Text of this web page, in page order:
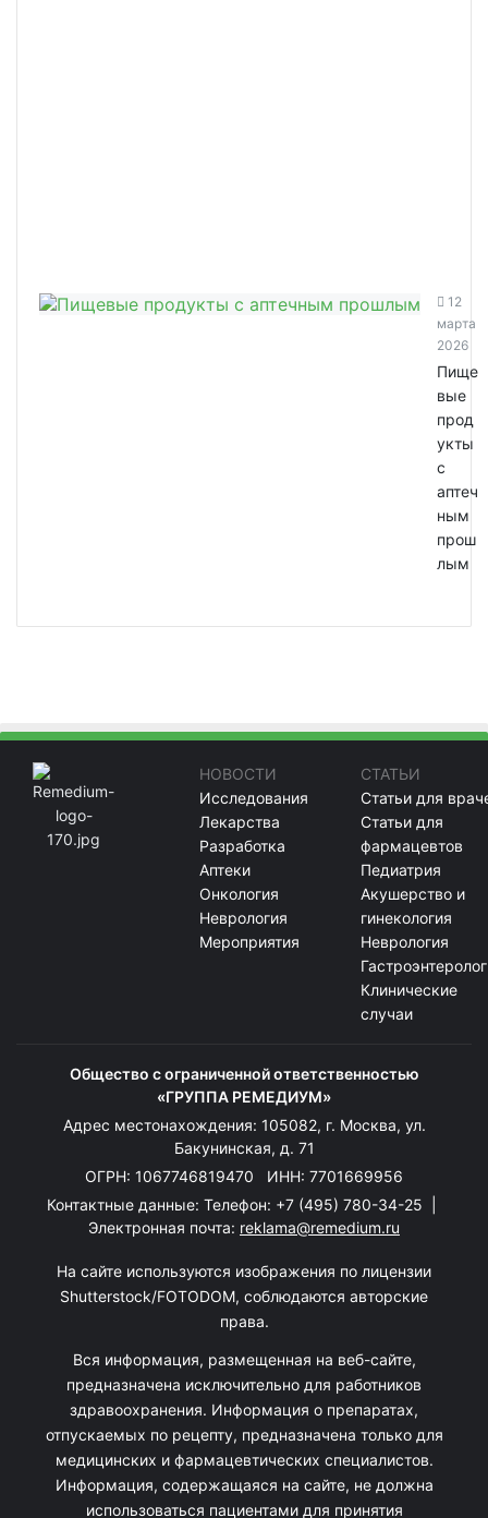
12
марта
2026
Пище
вые
прод
укты
с
аптеч
ным
прош
лым
НОВОСТИ
Исследования
Лекарства
Разработка
Аптеки
Онкология
Неврология
Мероприятия
СТАТЬИ
Статьи для
Статьи для
фармацевтов
Педиатрия
Акушерство и
гинекология
Неврология
Клинические
случаи
Общество с ограниченной ответственностью
«ГРУППА РЕМЕДИУМ»
Адрес местонахождения: 105082, г. Москва, ул.
Бакунинская, д. 71
ОГРН: 1067746819470 ИНН: 7701669956
Контактные данные: Телефон: +7 (495) 780-34-25
Электронная почта: reklama@remedium.ru
На сайте используются изображения по лицензии
Shutterstock/FOTODOM, соблюдаются авторские
права.
Вся информация, размещенная на веб-сайте,
предназначена исключительно для работников
здравоохранения. Информация о препаратах,
отпускаемых по рецепту, предназначена только для
медицинских и фармацевтических специалистов.
Информация, содержащаяся на сайте, не должна
использоваться пациентами для принятия